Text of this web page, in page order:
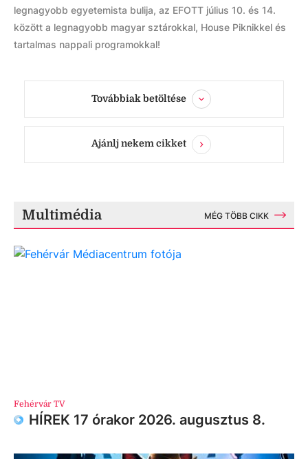
legnagyobb egyetemista bulija, az EFOTT július 10. és 14.
között a legnagyobb magyar sztárokkal, House Piknikkel és
tartalmas nappali programokkal!
Továbbiak betöltése
Ajánlj nekem cikket
Multimédia MÉG TÖBB CIKK
Fehérvár TV
HÍREK 17 órakor 2026. augusztus 8.